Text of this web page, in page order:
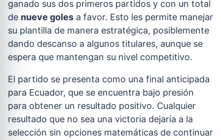
ganado sus dos primeros partidos y con un total
de nueve goles a favor. Esto les permite manejar
su plantilla de manera estratégica, posiblemente
dando descanso a algunos titulares, aunque se
espera que mantengan su nivel competitivo.
El partido se presenta como una final anticipada
para Ecuador, que se encuentra bajo presión
para obtener un resultado positivo. Cualquier
resultado que no sea una victoria dejaría a la
selección sin opciones matemáticas de continuar